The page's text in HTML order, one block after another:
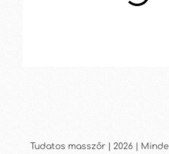
Tudatos masszőr | 2026 |